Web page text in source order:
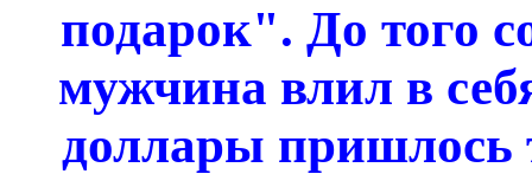
подарок". До того
мужчина влил в
доллары пришлось